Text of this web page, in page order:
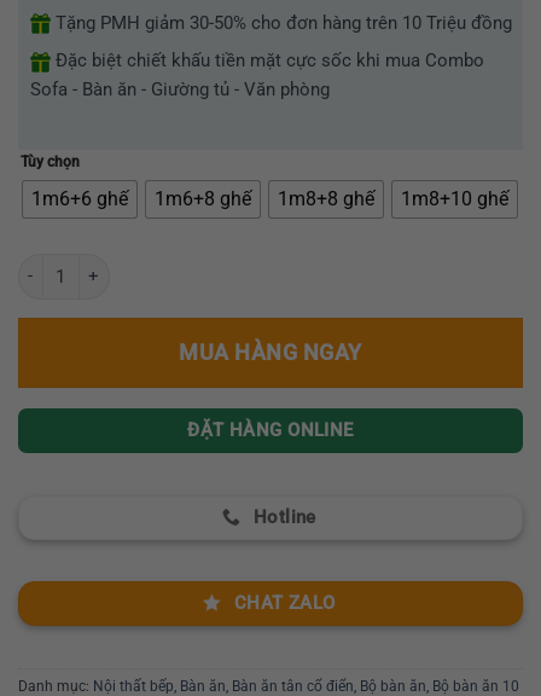
Tặng PMH giảm 30-50% cho đơn hàng trên 10 Triệu đồng
Đặc biệt chiết khấu tiền mặt cực sốc khi mua Combo
Sofa - Bàn ăn - Giường tủ - Văn phòng
Tùy chọn
1m6+6 ghế 1m6+8 ghế 1m8+8 ghế 1m8+10 ghế
MUA HÀNG NGAY
ĐẶT HÀNG ONLINE
Hotline
CHAT ZALO
Danh mục: Nội thất bếp Bàn ăn Bàn ăn tân cổ điển Bộ bàn ăn Bộ bàn ăn 10